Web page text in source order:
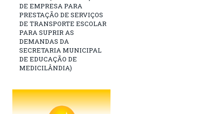
DE EMPRESA PARA
PRESTAÇÃO DE SERVIÇOS
DE TRANSPORTE ESCOLAR
PARA SUPRIR AS
DEMANDAS DA
SECRETARIA MUNICIPAL
DE EDUCAÇÃO DE
MEDICILÂNDIA)